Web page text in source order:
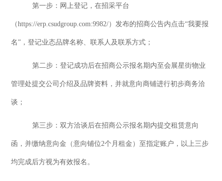
第一步：网上登记，在招采平台
（https://erp.csudgroup.com:9982/）发布的招商公告内点击“我要报
名”，登记业态品牌名称、联系人及联系方式；
第二步：登记成功后在招商公示报名期内至会展星街物业
管理处提交公司介绍及品牌资料，并就意向商铺进行初步商务洽
谈；
第三步：双方洽谈后在招商公示报名期内提交租赁意向
函，并缴纳意向金（意向铺位2个月租金）至指定账户，以上三步
均完成后方视为有效报名。